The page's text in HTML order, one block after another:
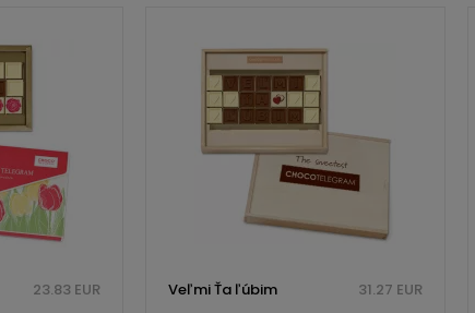
23.83 EUR Veľmi Ťa ľúbim 31.27 EUR